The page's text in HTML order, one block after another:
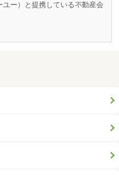
ユー）と提携している不動産会